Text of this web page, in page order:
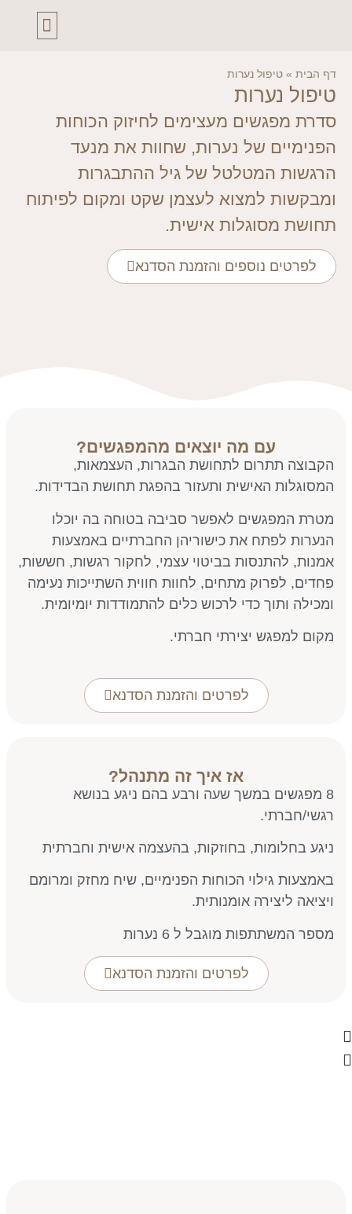
דף הבית » טיפול נערות
טיפול נערות
סדרת מפגשים מעצימים לחיזוק הכוחות
הפנימיים של נערות, שחוות את מנעד
הרגשות המטלטל של גיל ההתבגרות
ומבקשות למצוא לעצמן שקט ומקום לפיתוח
תחושת מסוגלות אישית.
לפרטים נוספים והזמנת הסדנא
עם מה יוצאים מהמפגשים?
הקבוצה תתרום לתחושת הבגרות, העצמאות,
המסוגלות האישית ותעזור בהפגת תחושת הבדידות.
מטרת המפגשים לאפשר סביבה בטוחה בה יוכלו
הנערות לפתח את כישוריהן החברתיים באמצעות
אמנות, להתנסות בביטוי עצמי, לחקור רגשות, חששות,
פחדים, לפרוק מתחים, לחוות חווית השתייכות נעימה
ומכילה ותוך כדי לרכוש כלים להתמודדות יומיומית.
מקום למפגש יצירתי חברתי.
לפרטים והזמנת הסדנא
אז איך זה מתנהל?
8 מפגשים במשך שעה ורבע בהם ניגע בנושא
רגשי/חברתי.
ניגע בחלומות, בחוזקות, בהעצמה אישית וחברתית
באמצעות גילוי הכוחות הפנימיים, שיח מחזק ומרומם
ויציאה ליצירה אומנותית.
מספר המשתתפות מוגבל ל 6 נערות
לפרטים והזמנת הסדנא